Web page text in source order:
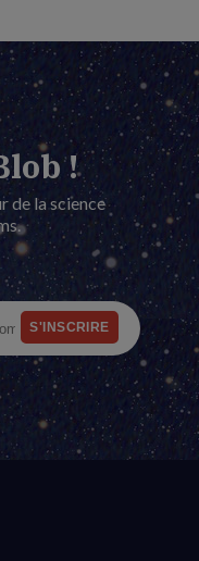
!
de la science